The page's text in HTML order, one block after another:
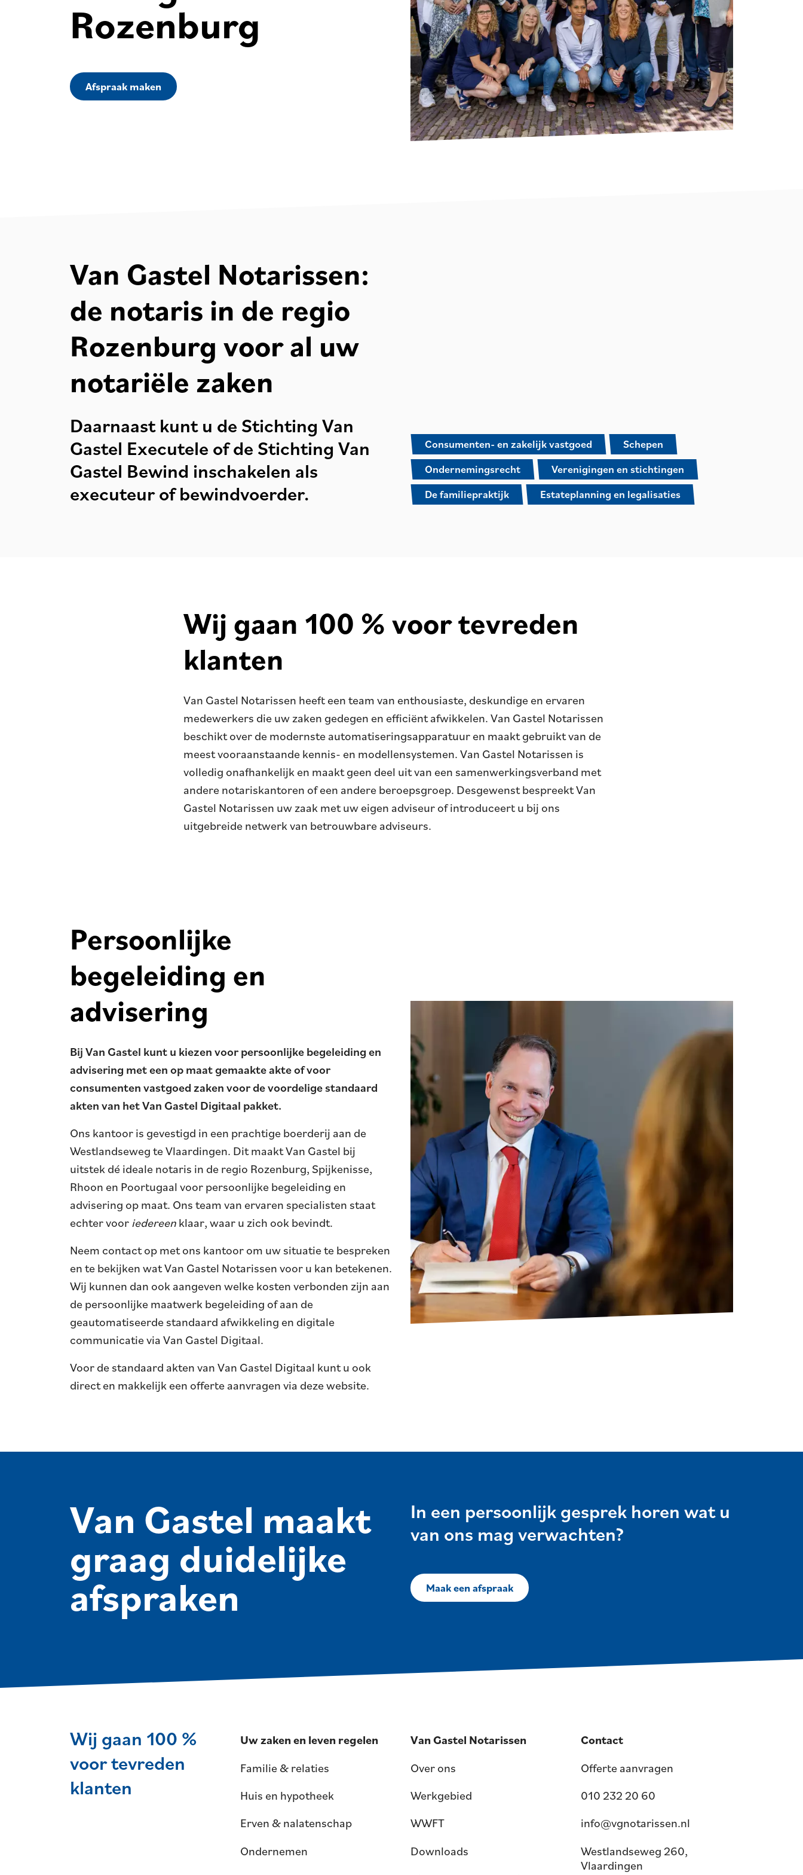
Rozenburg
Afspraak maken
Van Gastel Notarissen:
de notaris in de regio
Rozenburg voor al uw
notariële zaken
Daarnaast kunt u de Stichting Van
Gastel Executele of de Stichting Van
Gastel Bewind inschakelen als
executeur of bewindvoerder.
Consumenten- en zakelijk vastgoed
Schepen
Ondernemingsrecht
Verenigingen en stichtingen
De familiepraktijk
Estateplanning en legalisaties
Wij gaan 100 % voor tevreden
klanten
Van Gastel Notarissen heeft een team van enthousiaste, deskundige en ervaren
medewerkers die uw zaken gedegen en efficiënt afwikkelen. Van Gastel Notarissen
beschikt over de modernste automatiseringsapparatuur en maakt gebruikt van de
meest vooraanstaande kennis- en modellensystemen. Van Gastel Notarissen is
volledig onafhankelijk en maakt geen deel uit van een samenwerkingsverband met
andere notariskantoren of een andere beroepsgroep. Desgewenst bespreekt Van
Gastel Notarissen uw zaak met uw eigen adviseur of introduceert u bij ons
uitgebreide netwerk van betrouwbare adviseurs.
Persoonlijke
begeleiding en
advisering
Bij Van Gastel kunt u kiezen voor persoonlijke begeleiding en
advisering met een op maat gemaakte akte of voor
consumenten vastgoed zaken voor de voordelige standaard
akten van het Van Gastel Digitaal pakket.
Ons kantoor is gevestigd in een prachtige boerderij aan de
Westlandseweg te Vlaardingen. Dit maakt Van Gastel bij
uitstek dé ideale notaris in de regio Rozenburg, Spijkenisse,
Rhoon en Poortugaalvoor persoonlijke begeleiding en
advisering op maat. Ons team van ervaren specialisten staat
echter vooriedereenklaar, waar u zich ook bevindt.
Neem contact op met ons kantoor om uw situatie te bespreken
en te bekijken wat Van Gastel Notarissen voor u kan betekenen.
Wij kunnen dan ook aangeven welke kosten verbonden zijn aan
de persoonlijke maatwerk begeleiding of aan de
geautomatiseerde standaard afwikkeling en digitale
communicatie via Van Gastel Digitaal.
Voor de standaard akten van Van Gastel Digitaal kunt u ook
direct en makkelijk een offerte aanvragen via deze website.
Van Gastel maakt
graag duidelijke
afspraken
In een persoonlijk gesprek horen wat u
van ons mag verwachten?
Maak een afspraak
Wij gaan 100 %
voor tevreden
klanten
Uw zaken en leven regelen
Familie & relaties
Huis en hypotheek
Erven & nalatenschap
Ondernemen
Van Gastel Notarissen
Over ons
Werkgebied
WWFT
Downloads
Contact
Offerte aanvragen
010 232 20 60
info@vgnotarissen.nl
Westlandseweg 260,
Vlaardingen